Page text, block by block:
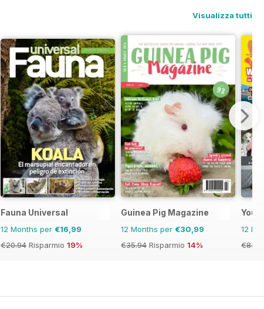
Visualizza tutti
Fauna Universal
12 Months per €16,99
€20.94 Risparmio 19%
Guinea Pig Magazine
12 Months per €30,99
€35.94 Risparmio 14%
Your
12